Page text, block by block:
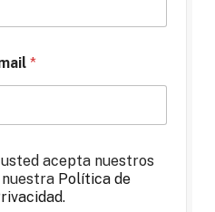
*
acepta nuestros
Política de
.